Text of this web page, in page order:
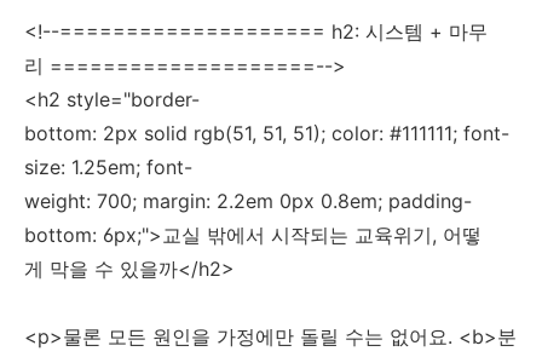
<!--==================== h2: 시스템 + 마무
리 ====================-->
<h2 style="border-
bottom: 2px solid rgb(51, 51, 51); color: #111111; font-
size: 1.25em; font-
weight: 700; margin: 2.2em 0px 0.8em; padding-
bottom: 6px;">교실 밖에서 시작되는 교육위기, 어떻
게 막을 수 있을까</h2>
<p>물론 모든 원인을 가정에만 돌릴 수는 없어요. <b>분